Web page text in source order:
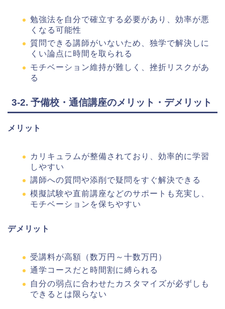
勉強法を自分で確立する必要があり、効率が悪
くなる可能性
質問できる講師がいないため、独学で解決しに
くい論点に時間を取られる
モチベーション維持が難しく、挫折リスクがあ
る
3-2. 予備校・通信講座のメリット・デメリット
メリット
カリキュラムが整備されており、効率的に学習
しやすい
講師への質問や添削で疑問をすぐ解決できる
模擬試験や直前講座などのサポートも充実し、
モチベーションを保ちやすい
デメリット
受講料が高額（数万円～十数万円）
通学コースだと時間割に縛られる
自分の弱点に合わせたカスタマイズが必ずしも
できるとは限らない